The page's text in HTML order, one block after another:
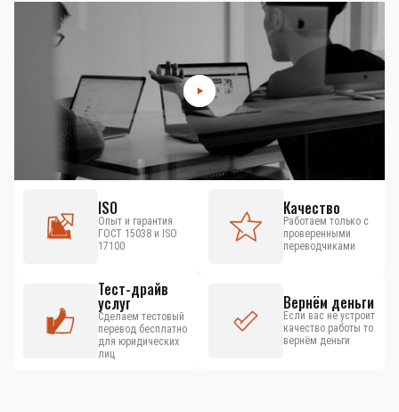
ISO
Опыт и гарантия
ГОСТ 15038 и ISO
17100
Качество
Работаем только с
проверенными
переводчиками
Тест-драйв
услуг
Сделаем тестовый
перевод бесплатно
для юридических
лиц
Вернём деньги
Если вас не устроит
качество работы то
вернём деньги